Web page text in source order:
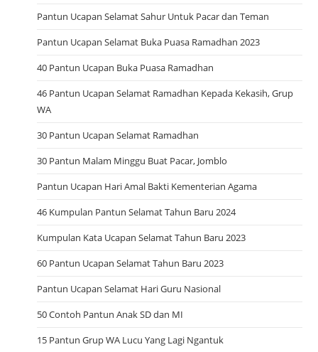
Pantun Ucapan Selamat Sahur Untuk Pacar dan Teman
Pantun Ucapan Selamat Buka Puasa Ramadhan 2023
40 Pantun Ucapan Buka Puasa Ramadhan
46 Pantun Ucapan Selamat Ramadhan Kepada Kekasih, Grup
WA
30 Pantun Ucapan Selamat Ramadhan
30 Pantun Malam Minggu Buat Pacar, Jomblo
Pantun Ucapan Hari Amal Bakti Kementerian Agama
46 Kumpulan Pantun Selamat Tahun Baru 2024
Kumpulan Kata Ucapan Selamat Tahun Baru 2023
60 Pantun Ucapan Selamat Tahun Baru 2023
Pantun Ucapan Selamat Hari Guru Nasional
50 Contoh Pantun Anak SD dan MI
15 Pantun Grup WA Lucu Yang Lagi Ngantuk